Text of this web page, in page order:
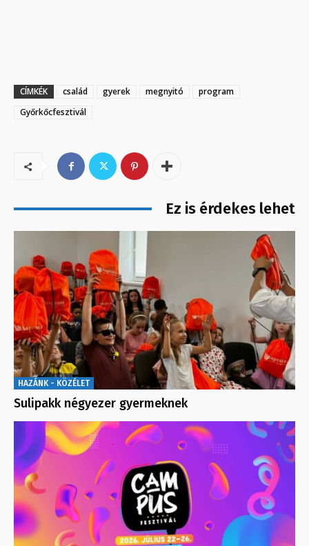
CÍMKÉK család gyerek megnyitó
program
Győrkőcfesztivál
Ez is érdekes lehet
HAZÁNK - KÖZÉLET
Sulipakk négyezer gyermeknek